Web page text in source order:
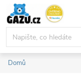
Přejít
obsah
Domů